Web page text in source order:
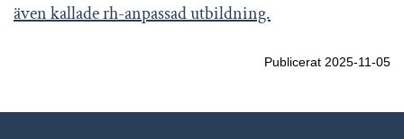
även kallade rh-anpassad utbildning.
Publicerat 2025-11-05